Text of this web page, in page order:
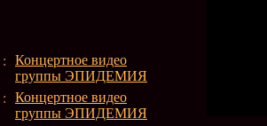
:
Концертное видео
группы ЭПИДЕМИЯ
:
Концертное видео
группы ЭПИДЕМИЯ